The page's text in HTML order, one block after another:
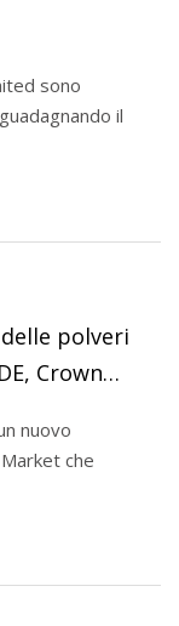
sono
il
polveri
Crown
nuovo
che